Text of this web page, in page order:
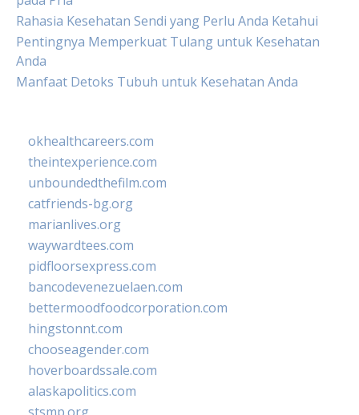
Rahasia Kesehatan Sendi yang Perlu Anda Ketahui
Pentingnya Memperkuat Tulang untuk Kesehatan
Anda
Manfaat Detoks Tubuh untuk Kesehatan Anda
okhealthcareers.com
theintexperience.com
unboundedthefilm.com
catfriends-bg.org
marianlives.org
waywardtees.com
pidfloorsexpress.com
bancodevenezuelaen.com
bettermoodfoodcorporation.com
hingstonnt.com
chooseagender.com
hoverboardssale.com
alaskapolitics.com